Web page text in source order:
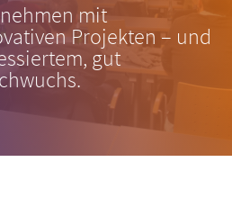
mit
Projekten – und
gut